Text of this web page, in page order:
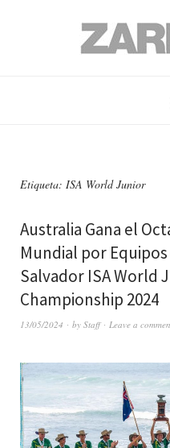
Etiqueta: ISA World Junior
Australia Gana el
Mundial por
Salvador ISA World
Championship 2024
13/05/2024 by Staff Leave a